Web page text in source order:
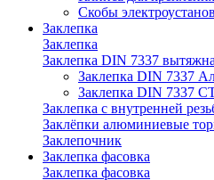
Скобы
Заклепка
Заклепка
Заклепка DIN 7337
Заклепка DIN 7337
Заклепка DIN 7337
Заклепка с внутренней
Заклёпки алюминиевые
Заклепочник
Заклепка фасовка
Заклепка фасовка